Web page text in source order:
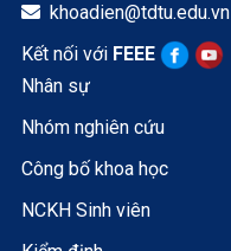
 khoadien@tdtu.edu.vn
Kết nối với FEEE
Nhân sự
Nhóm nghiên cứu
Công bố khoa học
NCKH Sinh viên